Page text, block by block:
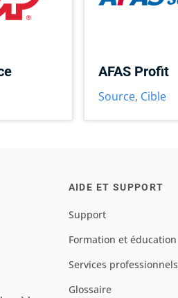
AFAS Profit
Source, Cible
AIDE ET SUPPORT
Support
Formation et éducation
Services professionnels
Glossaire